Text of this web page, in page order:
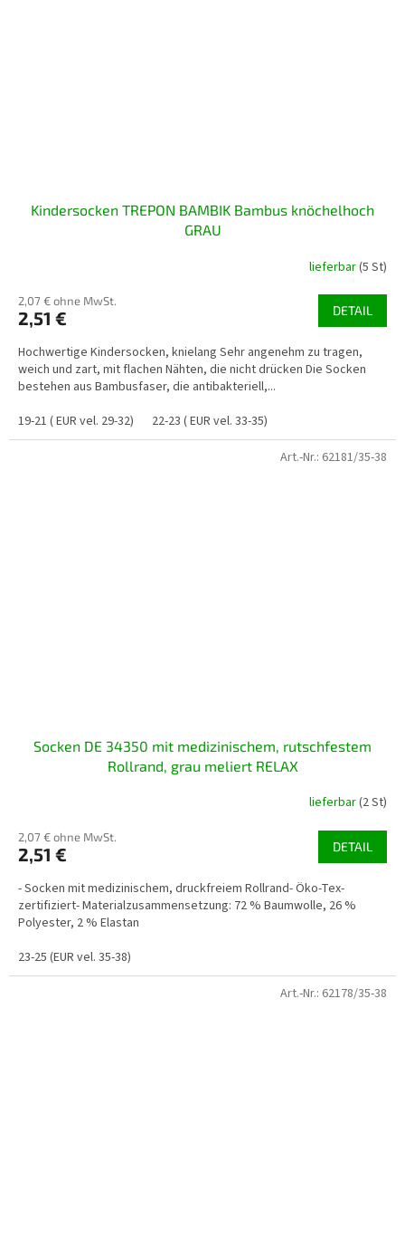
Kindersocken TREPON BAMBIK Bambus knöchelhoch
GRAU
lieferbar(5 St)
2,07 € ohne MwSt.
2,51 € DETAIL
Hochwertige Kindersocken, knielang Sehr angenehm zu tragen,
weich und zart, mit flachen Nähten, die nicht drücken Die Socken
bestehen aus Bambusfaser, die antibakteriell,...
19-21 ( EUR vel. 29-32)
22-23 ( EUR vel. 33-35)
Socken DE 34350 mit medizinischem, rutschfestem
Rollrand, grau meliert RELAX
lieferbar(2 St)
2,07 € ohne MwSt.
2,51 € DETAIL
- Socken mit medizinischem, druckfreiem Rollrand- Öko-Tex-
zertifiziert- Materialzusammensetzung: 72 % Baumwolle, 26 %
Polyester, 2 % Elastan
23-25 (EUR vel. 35-38)
Art.-Nr.: 62181/35-38
Art.-Nr.: 62178/35-38